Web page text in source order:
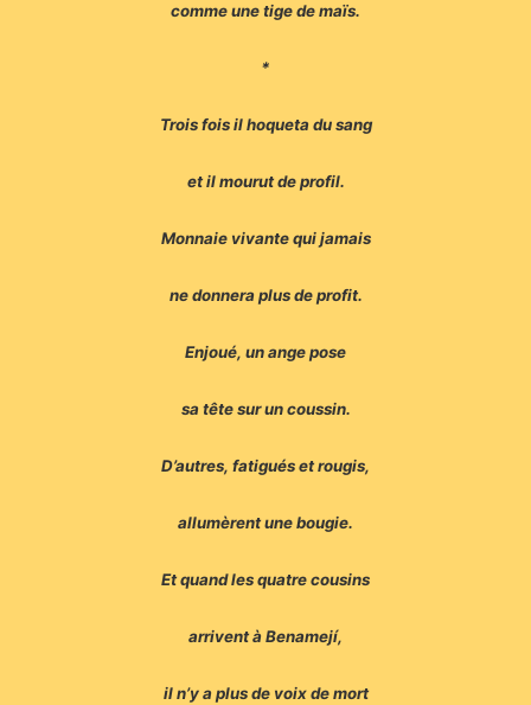
comme une tige de maïs.
*
Trois fois il hoqueta du sang
et il mourut de profil.
Monnaie vivante qui jamais
ne donnera plus de profit.
Enjoué, un ange pose
sa tête sur un coussin.
D’autres, fatigués et rougis,
allumèrent une bougie.
Et quand les quatre cousins
arrivent à Benamejí,
il n’y a plus de voix de mort